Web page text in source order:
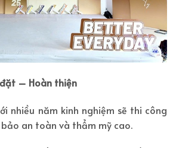
– Hoàn thiện
nhiều năm kinh nghiệm sẽ thi công
an toàn và thẩm mỹ cao.